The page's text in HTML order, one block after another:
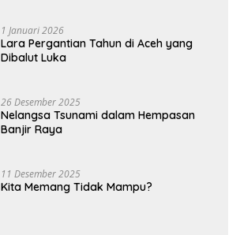
1 Januari 2026
Lara Pergantian Tahun di Aceh yang
Dibalut Luka
26 Desember 2025
Nelangsa Tsunami dalam Hempasan
Banjir Raya
11 Desember 2025
Kita Memang Tidak Mampu?